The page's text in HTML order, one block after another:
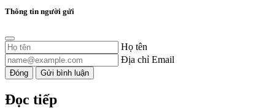
Thông tin người gửi
Họ tên
Địa chỉ Email
Đóng Gửi bình luận
Đọc tiếp